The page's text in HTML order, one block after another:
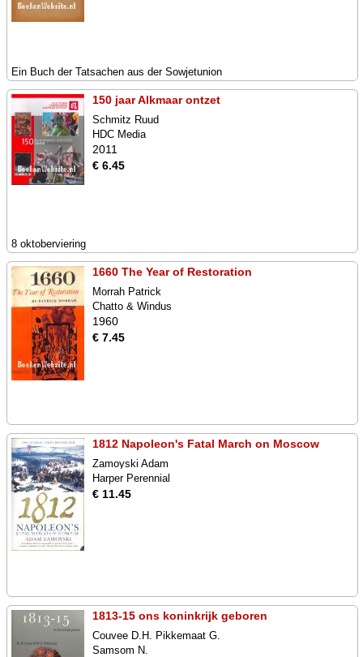
Ein Buch der Tatsachen aus der Sowjetunion
150 jaar Alkmaar ontzet
Schmitz Ruud
HDC Media
2011
€ 6.45
8 oktoberviering
1660 The Year of Restoration
Morrah Patrick
Chatto & Windus
1960
€ 7.45
1812 Napoleon's Fatal March on Moscow
Zamoyski Adam
Harper Perennial
€ 11.45
1813-15 ons koninkrijk geboren
Couvee D.H. Pikkemaat G.
Samsom N.